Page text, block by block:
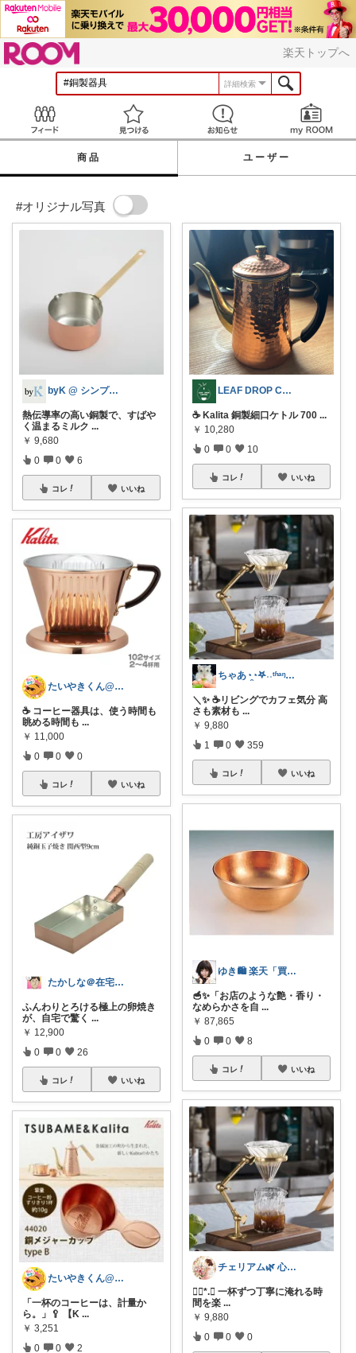
楽天トップへ
詳細検索
見つける お知らせ
商品 ユーザー
#オリジナル写真
byK @ シンプル好き
熱伝導率の高い銅製で、すばや
く温まるミルク ...
￥ 9,680
0 0 6
コレ いいね
たいやきくん@経由購入感謝です😊
☕ コーヒー器具は、使う時間も
眺める時間も ...
￥ 11,000
0 0 0
コレ いいね
たかしな＠在宅ワーカー
ふんわりとろける極上の卵焼き
が、自宅で驚く ...
￥ 12,900
0 0 26
コレ いいね
たいやきくん@経由購入感謝です😊
「一杯のコーヒーは、計量か
ら。」🥄 【K ...
￥ 3,251
0 0 2
LEAF DROP COFFEE
☕️ Kalita 銅製細口ケトル 700 ...
￥ 10,280
0 0 10
コレ いいね
ちゃあ◔̯◔‪𖤐˒˒ᵗʱᵃᵑᵏᵧₒᵤ
＼✨ ☕リビングでカフェ気分 高
さも素材も ...
￥ 9,880
1 0 359
コレ いいね
ゆき🛍️ 楽天「買ってよかった」を厳選
🥣✨「お店のような艶・香り・
なめらかさを自 ...
￥ 87,865
0 0 8
コレ いいね
チェリアム🌿‬ 心地よい暮らし
❁⃘*.ﾟ 一杯ずつ丁寧に淹れる時
間を楽 ...
￥ 9,880
0 0 0